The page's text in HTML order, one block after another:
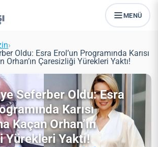
MENÜ
›
Oldu: Esra Erol’un Programında Karısı
Orhan’ın Çaresizliği Yürekleri Yaktı!
Seferber Oldu: Esra
Karısı
Kaçan Orhan’ın
Yürekleri Yaktı!